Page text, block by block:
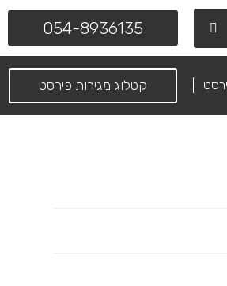
054-8936135
קטלוג מגירות פירסט